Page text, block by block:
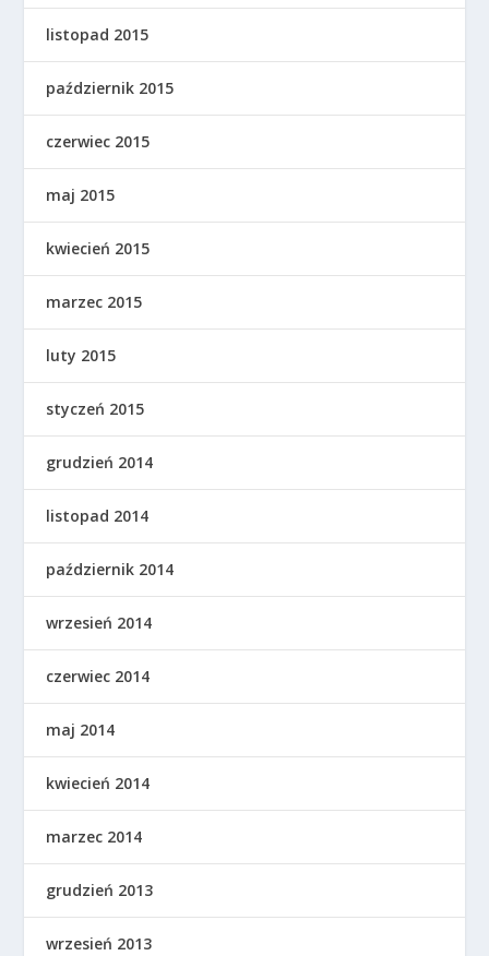
listopad 2015
październik 2015
czerwiec 2015
maj 2015
kwiecień 2015
marzec 2015
luty 2015
styczeń 2015
grudzień 2014
listopad 2014
październik 2014
wrzesień 2014
czerwiec 2014
maj 2014
kwiecień 2014
marzec 2014
grudzień 2013
wrzesień 2013